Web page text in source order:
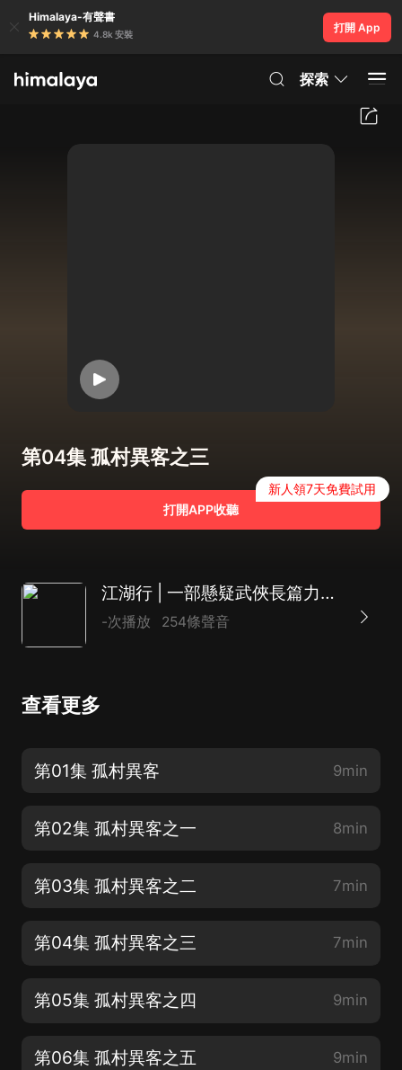
Himalaya-有聲書
4.8k 安裝
打開 App
探索
第04集 孤村異客之三
打開APP收聽
新人領7天免費試用
江湖行 | 一部懸疑武俠長篇力作|有聲書|多播
-次播放 254條聲音
查看更多
第01集 孤村異客 9min
第02集 孤村異客之一 8min
第03集 孤村異客之二 7min
第04集 孤村異客之三 7min
第05集 孤村異客之四 9min
第06集 孤村異客之五 9min